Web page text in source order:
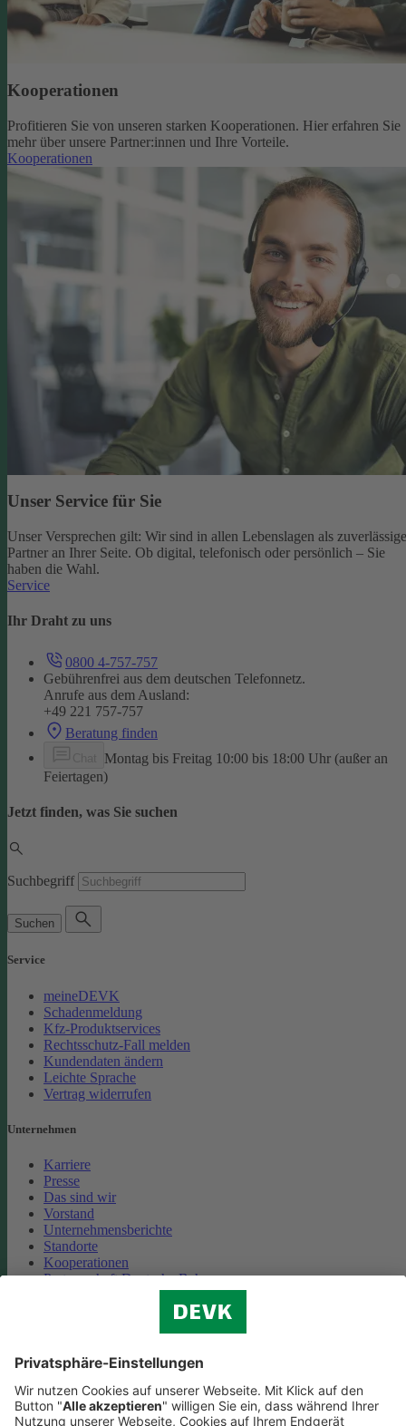
Kooperationen
Profitieren Sie von unseren starken Kooperationen. Hier erfahren Sie
mehr über unsere Partner:innen und Ihre Vorteile.
Kooperationen
Unser Service für Sie
Unser Versprechen gilt: Wir sind in allen Lebenslagen als
Partner an Ihrer Seite. Ob digital, telefonisch oder persönlich – Sie
haben die Wahl.
Service
Ihr Draht zu uns
0800 4-757-757
Gebührenfrei aus dem deutschen Telefonnetz.
Anrufe aus dem Ausland:
+49 221 757-757
Beratung finden
Montag bis Freitag 10:00 bis 18:00 Uhr (außer an
Feiertagen)
Jetzt finden, was Sie suchen
Suchbegriff
Suchen
Service
meineDEVK
Schadenmeldung
Kfz-Produktservices
Rechtsschutz-Fall melden
Kundendaten ändern
Leichte Sprache
Vertrag widerrufen
Unternehmen
Karriere
Presse
Das sind wir
Vorstand
Unternehmensberichte
Standorte
Kooperationen
Partnerschaft Deutsche Bahn